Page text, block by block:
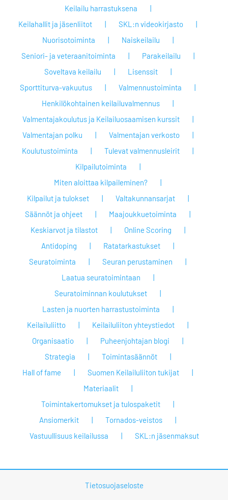
Keilailu harrastuksena
Keilahallit ja jäsenliitot
SKL:n videokirjasto
Nuorisotoiminta
Naiskeilailu
Seniori- ja veteraanitoiminta
Parakeilailu
Soveltava keilailu
Lisenssit
Sporttiturva-vakuutus
Valmennustoiminta
Henkilökohtainen keilailuvalmennus
Valmentajakoulutus ja Keilailuosaamisen kurssit
Valmentajan polku
Valmentajan verkosto
Koulutustoiminta
Tulevat valmennusleirit
Kilpailutoiminta
Miten aloittaa kilpaileminen?
Kilpailut ja tulokset
Valtakunnansarjat
Säännöt ja ohjeet
Maajoukkuetoiminta
Keskiarvot ja tilastot
Online Scoring
Antidoping
Ratatarkastukset
Seuratoiminta
Seuran perustaminen
Laatua seuratoimintaan
Seuratoiminnan koulutukset
Lasten ja nuorten harrastustoiminta
Keilailuliitto
Keilailuliiton yhteystiedot
Organisaatio
Puheenjohtajan blogi
Strategia
Toimintasäännöt
Hall of fame
Suomen Keilailuliiton tukijat
Materiaalit
Toimintakertomukset ja tulospaketit
Ansiomerkit
Tornados-veistos
Vastuullisuus keilailussa
SKL:n jäsenmaksut
Tietosuojaseloste